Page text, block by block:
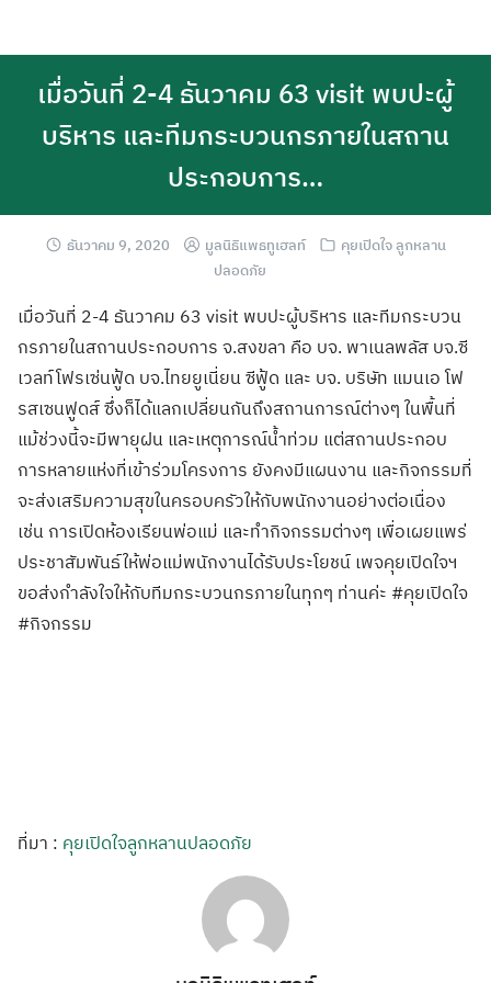
เมื่อวันที่ 2-4 ธันวาคม 63 visit พบปะผู้
บริหาร และทีมกระบวนกรภายในสถาน
ประกอบการ…
ธันวาคม 9, 2020 มูลนิธิแพธทูเฮลท์
คุยเปิดใจ ลูกหลาน
ปลอดภัย
เมื่อวันที่ 2-4 ธันวาคม 63 visit พบปะผู้บริหาร และทีมกระบวน
กรภายในสถานประกอบการ จ.สงขลา คือ บจ. พาเนลพลัส บจ.ซี
เวลท์โฟรเซ่นฟู้ด บจ.ไทยยูเนี่ยน ซีฟู้ด และ บจ. บริษัท แมนเอ โฟ
รสเซนฟูดส์ ซึ่งก็ได้แลกเปลี่ยนกันถึงสถานการณ์ต่างๆ ในพื้นที่
แม้ช่วงนี้จะมีพายุฝน และเหตุการณ์น้ำท่วม แต่สถานประกอบ
การหลายแห่งที่เข้าร่วมโครงการ ยังคงมีแผนงาน และกิจกรรมที่
จะส่งเสริมความสุขในครอบครัวให้กับพนักงานอย่างต่อเนื่อง
เช่น การเปิดห้องเรียนพ่อแม่ และทำกิจกรรมต่างๆ เพื่อเผยแพร่
ประชาสัมพันธ์ให้พ่อแม่พนักงานได้รับประโยชน์ เพจคุยเปิดใจฯ
ขอส่งกำลังใจให้กับทีมกระบวนกรภายในทุกๆ ท่านค่ะ #คุยเปิดใจ
#กิจกรรม
ที่มา : คุยเปิดใจลูกหลานปลอดภัย